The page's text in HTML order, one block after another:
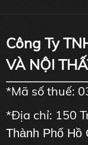
Công Ty
VÀ NỘI
*Mã số thuế:
*Địa chỉ: 150
Thành Phố Hồ